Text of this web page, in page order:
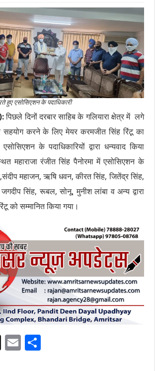
हुए एसोसिएशन के पदाधिकारी
पिछले दिनों दरबार साहिब के गलियारा क्षेत्र में लगे
सहयोग करने के लिए मेयर करमजीत सिंह रिंटू का
के पदाधिकारियों द्वारा धन्यवाद किया
महाराजा रंजीत सिंह पैनोरमा में एसोसिएशन के
महाजन, ऋषि धवन, कीरत सिंह, जितेंद्र सिंह,
जगदीप सिंह, रूबल, सोनू, मुनीश लांबा व अन्य द्वारा
को सम्मानित किया गया।
X
E